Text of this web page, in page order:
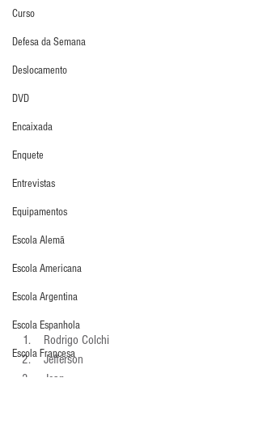
Curso
Defesa da Semana
Deslocamento
DVD
Encaixada
Enquete
Entrevistas
Equipamentos
Escola Alemã
Escola Americana
Escola Argentina
Escola Espanhola
Escola Francesa
Rodrigo Colchi
Jefferson
Jean